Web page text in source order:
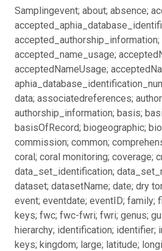
Samplingevent; about; absence;
accepted_authorship_information;
accepted_name_usage;
acceptedNameUsage;
data; associatedreferences;
authorship_information; basis;
basisOfRecord; biogeographic;
commission; common;
coral; coral monitoring; coverage;
data_set_identification;
dataset; datasetName; date; dry
event; eventdate; eventID; family;
keys; fwc; fwc-fwri; fwri; genus;
hierarchy; identification; identifier;
keys; kingdom; large; latitude;